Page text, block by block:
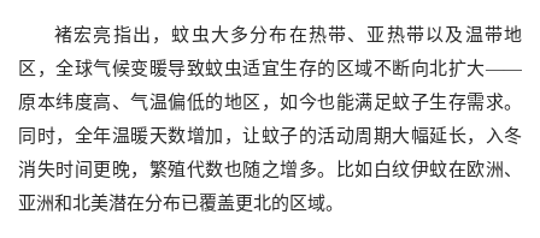
褚宏亮指出，蚊虫大多分布在热带、亚热带以及温带地
区，全球气候变暖导致蚊虫适宜生存的区域不断向北扩大——
原本纬度高、气温偏低的地区，如今也能满足蚊子生存需求。
同时，全年温暖天数增加，让蚊子的活动周期大幅延长，入冬
消失时间更晚，繁殖代数也随之增多。比如白纹伊蚊在欧洲、
亚洲和北美潜在分布已覆盖更北的区域。